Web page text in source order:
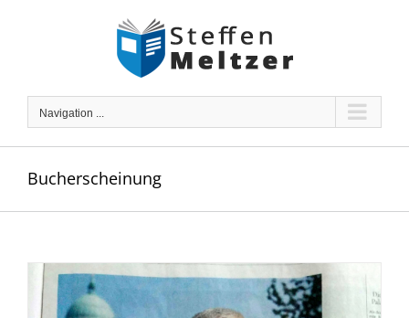
Navigation ...
Bucherscheinung